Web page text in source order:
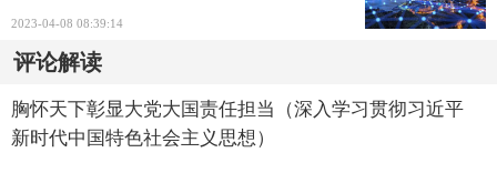
2023-04-08 08:39:14
评论解读
胸怀天下彰显大党大国责任担当（深入学习贯彻习近平
新时代中国特色社会主义思想）